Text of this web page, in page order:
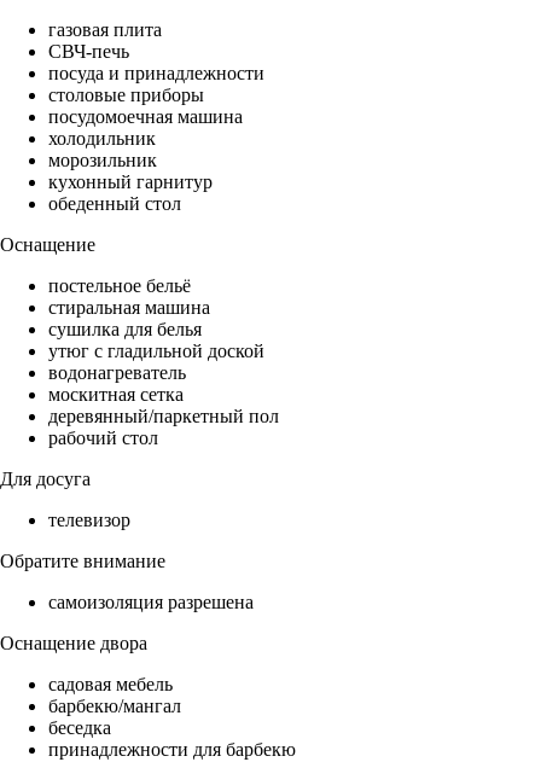
газовая плита
СВЧ-печь
посуда и принадлежности
столовые приборы
посудомоечная машина
холодильник
морозильник
кухонный гарнитур
обеденный стол
Оснащение
постельное бельё
стиральная машина
сушилка для белья
утюг с гладильной доской
водонагреватель
москитная сетка
деревянный/паркетный пол
рабочий стол
Для досуга
телевизор
Обратите внимание
самоизоляция разрешена
Оснащение двора
садовая мебель
барбекю/мангал
беседка
принадлежности для барбекю